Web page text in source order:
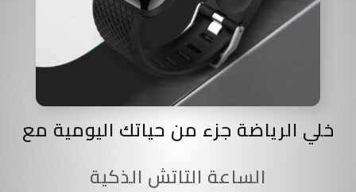
خلي الرياضة جزء من حياتك اليومية مع
الساعة التاتش الذكية